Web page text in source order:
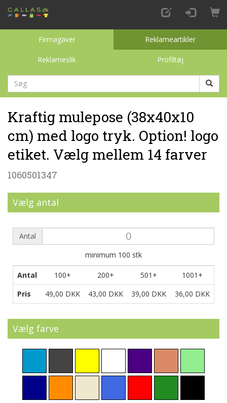
Firmagaver Reklameartikler
Reklameslik Profiltøj
Kraftig mulepose (38x40x10
cm) med logo tryk. Option! logo
etiket. Vælg mellem 14 farver
1060501347
Vælg antal
Antal
minimum 100 stk
Antal 100+ 200+ 501+
1001+
Pris
49,00 DKK 43,00 DKK 39,00 DKK 36,00 DKK
Vælg farve